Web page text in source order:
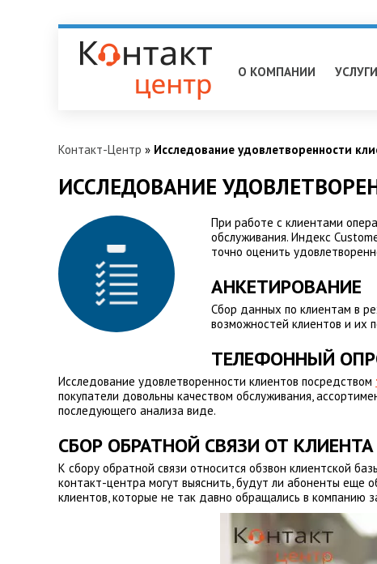
О КОМПАНИИ УСЛУГИ
Контакт-Центр » Исследование удовлетворенности
ИССЛЕДОВАНИЕ
При работе с клиентами
обслуживания. Индекс
точно оценить
АНКЕТИРОВАНИЕ
Сбор данных по клиентам в
возможностей клиентов и их
ТЕЛЕФОННЫЙ
Исследование удовлетворенности клиентов посредством
покупатели довольны качеством обслуживания,
последующего анализа виде.
СБОР ОБРАТНОЙ СВЯЗИ ОТ КЛИЕНТА
К сбору обратной связи относится обзвон клиентской
контакт-центра могут выяснить, будут ли абоненты еще
клиентов, которые не так давно обращались в компанию